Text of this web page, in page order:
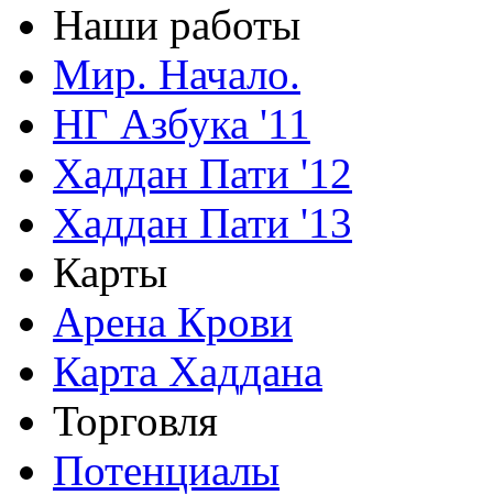
Наши работы
Мир. Начало.
НГ Азбука '11
Хаддан Пати '12
Хаддан Пати '13
Карты
Арена Крови
Карта Хаддана
Торговля
Потенциалы